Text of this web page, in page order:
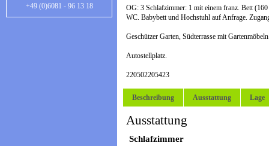
+49 (0)6081 - 96 13 18
OG: 3 Schlafzimmer: 1 mit einem franz. Bett
WC. Babybett und Hochstuhl auf Anfrage.
Geschützer Garten, Südterrasse mit
Autostellplatz.
220502205423
Beschreibung Ausstattung Lage
Ausstattung
Schlafzimmer